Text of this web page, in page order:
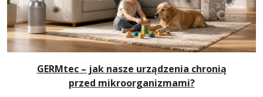
GERMtec – jak nasze urządzenia chronią
przed mikroorganizmami?